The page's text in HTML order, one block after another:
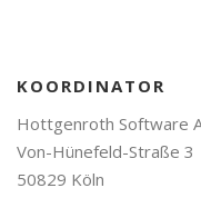
KOORDINATOR
Hottgenroth Software
Von-Hünefeld-Straße 3
50829 Köln